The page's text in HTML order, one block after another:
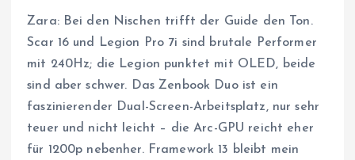
Zara: Bei den Nischen trifft der Guide den Ton.
Scar 16 und Legion Pro 7i sind brutale Performer
mit 240Hz; die Legion punktet mit OLED, beide
sind aber schwer. Das Zenbook Duo ist ein
faszinierender Dual-Screen-Arbeitsplatz, nur sehr
teuer und nicht leicht – die Arc-GPU reicht eher
für 1200p nebenher. Framework 13 bleibt mein